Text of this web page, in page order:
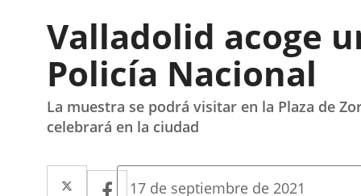
Valladolid acoge
Policía Nacional
La muestra se podrá visitar en la Plaza de
celebrará en la ciudad
Twitter
EnlaceFacebook
Enlace
Fecha
17 de septiembre de 2021